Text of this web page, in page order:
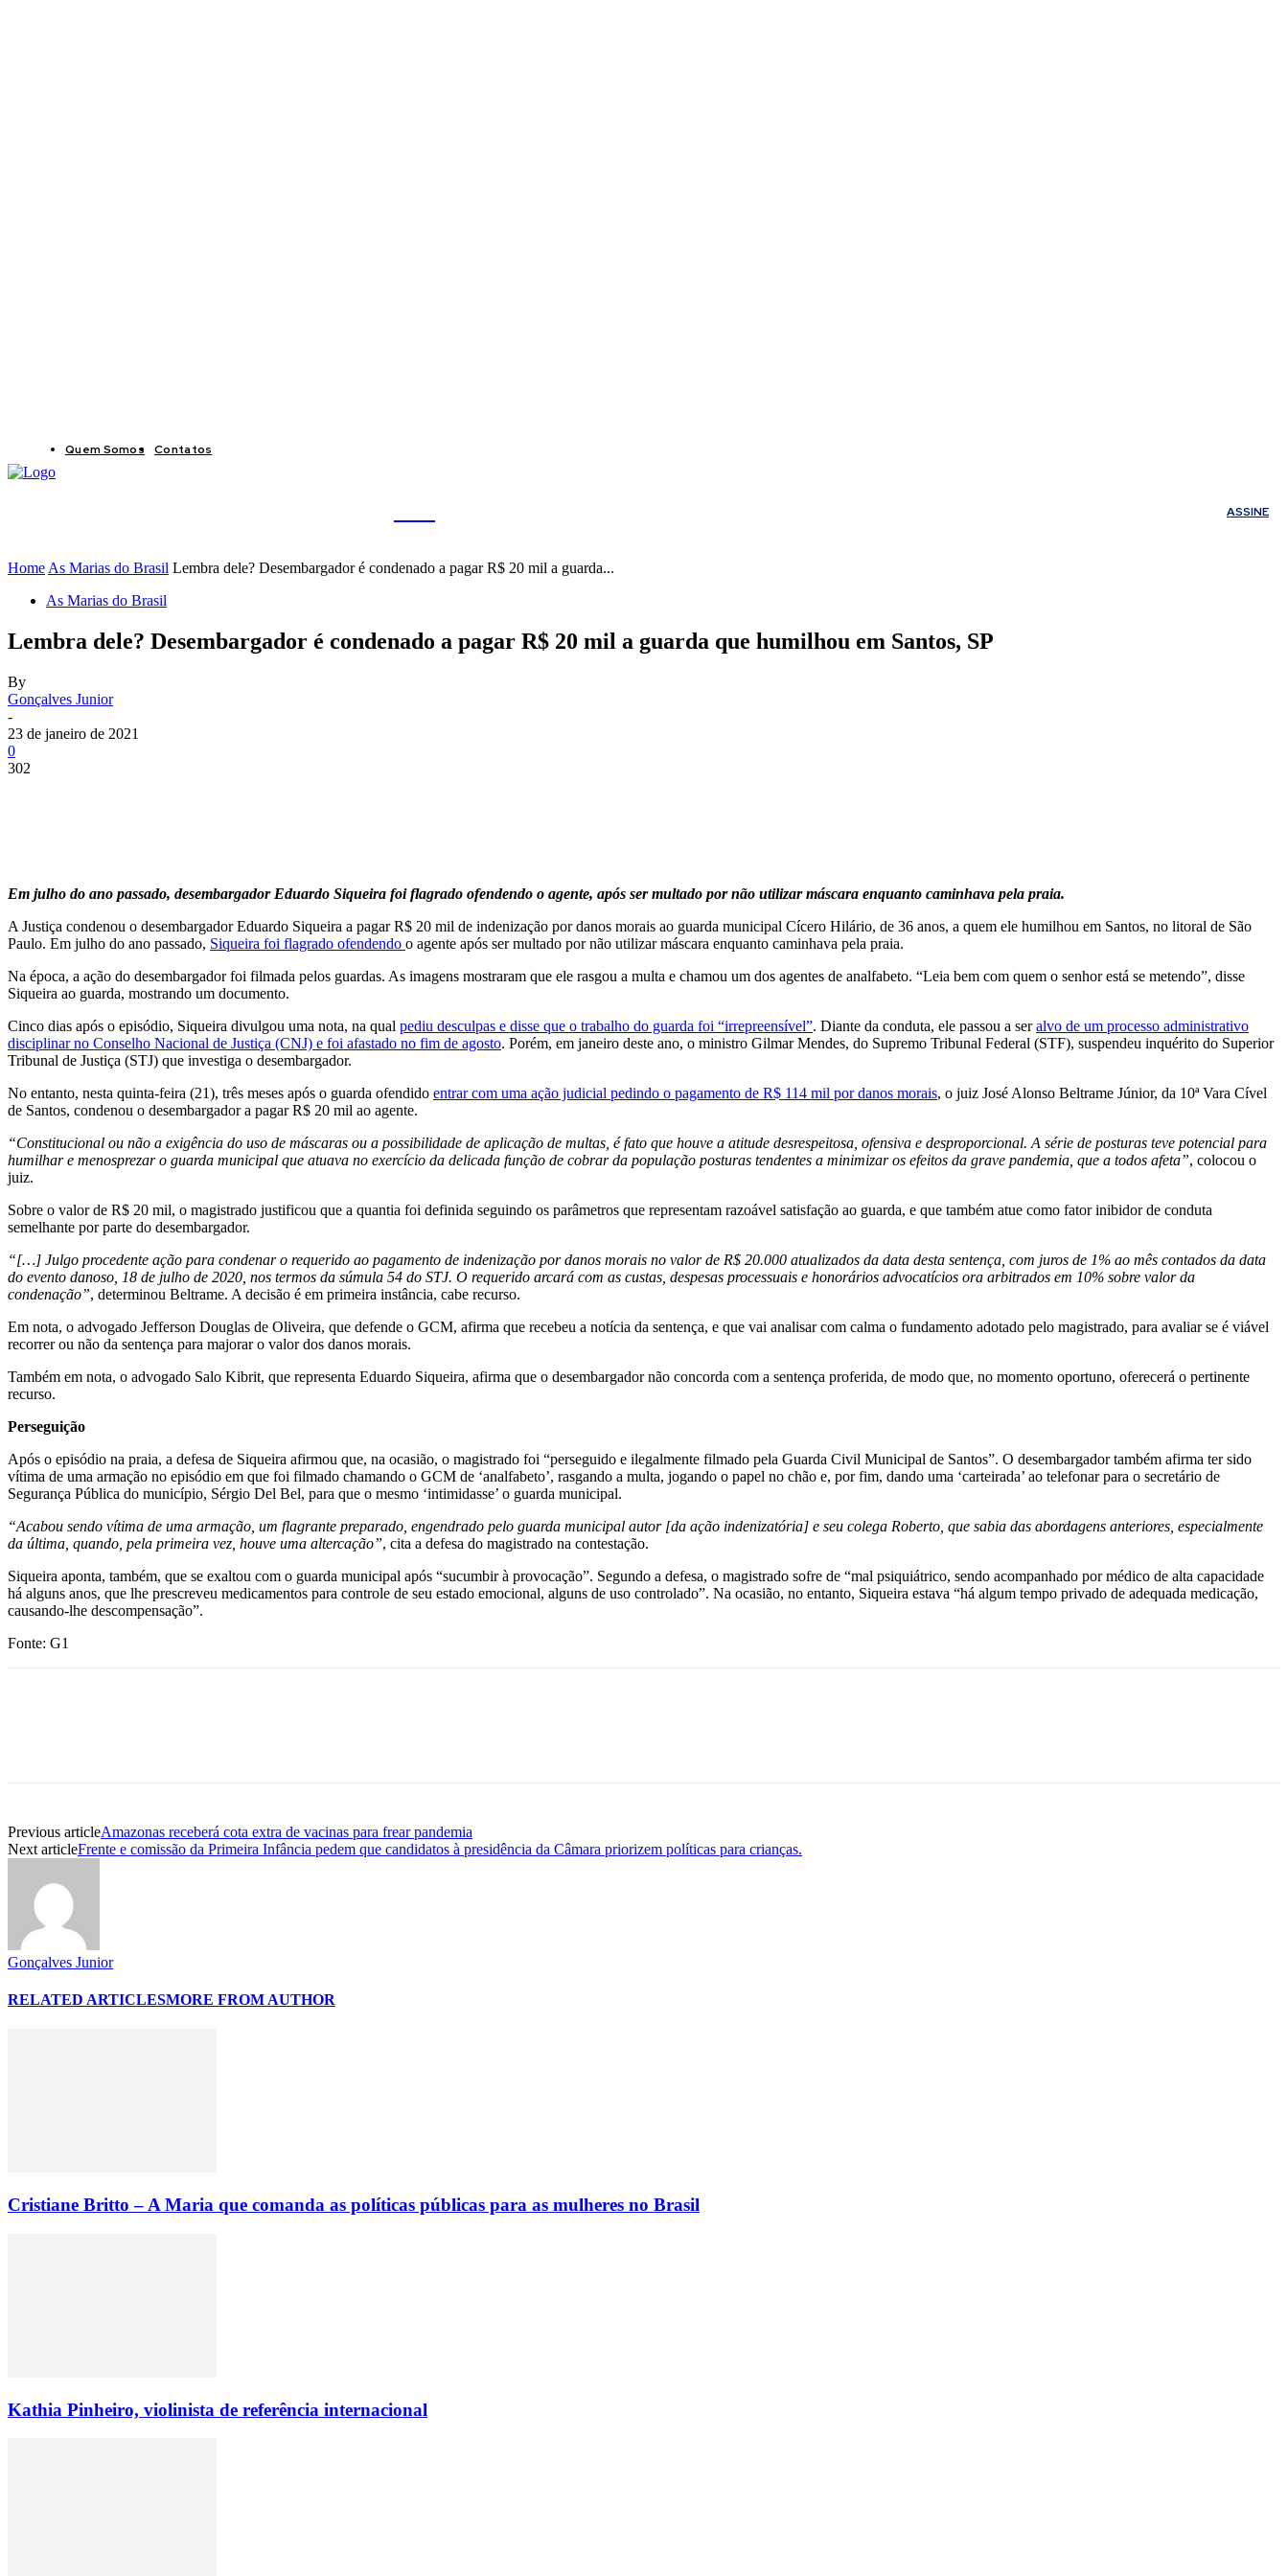
Quem Somos Contatos
ASSINE
Home As Marias do Brasil Lembra dele? Desembargador é condenado a pagar R$ 20 mil a guarda...
As Marias do Brasil
Lembra dele? Desembargador é condenado a pagar R$ 20 mil a guarda que humilhou em Santos, SP
By
Gonçalves Junior
-
23 de janeiro de 2021
0
302
Em julho do ano passado, desembargador Eduardo Siqueira foi flagrado ofendendo o agente, após ser multado por não utilizar máscara enquanto caminhava pela praia.
A Justiça condenou o desembargador Eduardo Siqueira a pagar R$ 20 mil de indenização por danos morais ao guarda municipal Cícero Hilário, de 36 anos, a quem ele humilhou em Santos, no litoral de São
Paulo. Em julho do ano passado, Siqueira foi flagrado ofendendo o agente após ser multado por não utilizar máscara enquanto caminhava pela praia.
Na época, a ação do desembargador foi filmada pelos guardas. As imagens mostraram que ele rasgou a multa e chamou um dos agentes de analfabeto. “Leia bem com quem o senhor está se metendo”, disse
Siqueira ao guarda, mostrando um documento.
Cinco dias após o episódio, Siqueira divulgou uma nota, na qual pediu desculpas e disse que o trabalho do guarda foi “irrepreensível”. Diante da conduta, ele passou a seralvo de um processo administrativo
disciplinar no Conselho Nacional de Justiça (CNJ) e foi afastado no fim de agosto. Porém, em janeiro deste ano, o ministro Gilmar Mendes, do Supremo Tribunal Federal (STF), suspendeu inquérito do Superior
Tribunal de Justiça (STJ) que investiga o desembargador.
No entanto, nesta quinta-feira (21), três meses após o guarda ofendido entrar com uma ação judicial pedindo o pagamento de R$ 114 mil por danos morais, o juiz José Alonso Beltrame Júnior, da 10ª Vara Cível
de Santos, condenou o desembargador a pagar R$ 20 mil ao agente.
“Constitucional ou não a exigência do uso de máscaras ou a possibilidade de aplicação de multas, é fato que houve a atitude desrespeitosa, ofensiva e desproporcional. A série de posturas teve potencial para
humilhar e menosprezar o guarda municipal que atuava no exercício da delicada função de cobrar da população posturas tendentes a minimizar os efeitos da grave pandemia, que a todos afeta”, colocou o
juiz.
Sobre o valor de R$ 20 mil, o magistrado justificou que a quantia foi definida seguindo os parâmetros que representam razoável satisfação ao guarda, e que também atue como fator inibidor de conduta
semelhante por parte do desembargador.
“[…] Julgo procedente ação para condenar o requerido ao pagamento de indenização por danos morais no valor de R$ 20.000 atualizados da data desta sentença, com juros de 1% ao mês contados da data
do evento danoso, 18 de julho de 2020, nos termos da súmula 54 do STJ. O requerido arcará com as custas, despesas processuais e honorários advocatícios ora arbitrados em 10% sobre valor da
condenação”, determinou Beltrame. A decisão é em primeira instância, cabe recurso.
Em nota, o advogado Jefferson Douglas de Oliveira, que defende o GCM, afirma que recebeu a notícia da sentença, e que vai analisar com calma o fundamento adotado pelo magistrado, para avaliar se é viável
recorrer ou não da sentença para majorar o valor dos danos morais.
Também em nota, o advogado Salo Kibrit, que representa Eduardo Siqueira, afirma que o desembargador não concorda com a sentença proferida, de modo que, no momento oportuno, oferecerá o pertinente
recurso.
Perseguição
Após o episódio na praia, a defesa de Siqueira afirmou que, na ocasião, o magistrado foi “perseguido e ilegalmente filmado pela Guarda Civil Municipal de Santos”. O desembargador também afirma ter sido
vítima de uma armação no episódio em que foi filmado chamando o GCM de ‘analfabeto’, rasgando a multa, jogando o papel no chão e, por fim, dando uma ‘carteirada’ ao telefonar para o secretário de
Segurança Pública do município, Sérgio Del Bel, para que o mesmo ‘intimidasse’ o guarda municipal.
“Acabou sendo vítima de uma armação, um flagrante preparado, engendrado pelo guarda municipal autor [da ação indenizatória] e seu colega Roberto, que sabia das abordagens anteriores, especialmente
da última, quando, pela primeira vez, houve uma altercação”, cita a defesa do magistrado na contestação.
Siqueira aponta, também, que se exaltou com o guarda municipal após “sucumbir à provocação”. Segundo a defesa, o magistrado sofre de “mal psiquiátrico, sendo acompanhado por médico de alta capacidade
há alguns anos, que lhe prescreveu medicamentos para controle de seu estado emocional, alguns de uso controlado”. Na ocasião, no entanto, Siqueira estava “há algum tempo privado de adequada medicação,
causando-lhe descompensação”.
Fonte: G1
Previous articleAmazonas receberá cota extra de vacinas para frear pandemia
Next articleFrente e comissão da Primeira Infância pedem que candidatos à presidência da Câmara priorizem políticas para crianças.
Gonçalves Junior
RELATED ARTICLESMORE FROM AUTHOR
Cristiane Britto – A Maria que comanda as políticas públicas para as mulheres no Brasil
Kathia Pinheiro, violinista de referência internacional